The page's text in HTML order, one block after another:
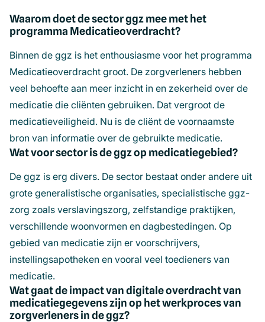
Waarom doet de sector ggz mee met het
programma Medicatieoverdracht?
Binnen de ggz is het enthousiasme voor het programma
Medicatieoverdracht groot. De zorgverleners hebben
veel behoefte aan meer inzicht in en zekerheid over de
medicatie die cliënten gebruiken. Dat vergroot de
medicatieveiligheid. Nu is de cliënt de voornaamste
bron van informatie over de gebruikte medicatie.
Wat voor sector is de ggz op medicatiegebied?
De ggz is erg divers. De sector bestaat onder andere uit
grote generalistische organisaties, specialistische ggz-
zorg zoals verslavingszorg, zelfstandige praktijken,
verschillende woonvormen en dagbestedingen. Op
gebied van medicatie zijn er voorschrijvers,
instellingsapotheken en vooral veel toedieners van
medicatie.
Wat gaat de impact van digitale overdracht van
medicatiegegevens zijn op het werkproces van
zorgverleners in de ggz?